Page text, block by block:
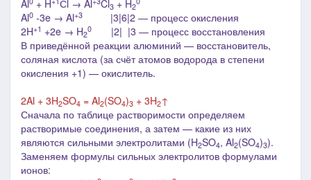
Al + H Сl → Al Cl 3 + H2
Al0 -3e → Al+3
|3|6|2 ― процесс окисления
2H+1 +2e → H2
0
|2| |3 ― процесс восстановления
В приведённой реакции алюминий — восстановитель,
соляная кислота (за счёт атомов водорода в степени
окисления +1) — окислитель.
2Al + 3H2SO4 = Al2(SO4)3 + 3H2↑
Сначала по таблице растворимости определяем
растворимые соединения, а затем — какие из них
являются сильными электролитами (H2SO4, Al2(SO4)3).
Заменяем формулы сильных электролитов формулами
ионов: